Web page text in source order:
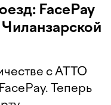
FacePay
с ATTO
Теперь